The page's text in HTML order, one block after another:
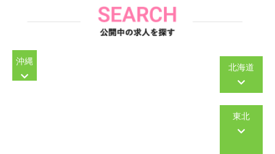
北海道
東北
沖縄